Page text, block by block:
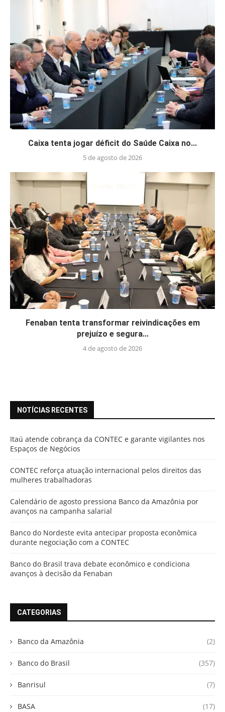
Caixa tenta jogar déficit do Saúde Caixa no...
5 de agosto de 2026
Fenaban tenta transformar reivindicações em
prejuízo e segura...
4 de agosto de 2026
NOTÍCIAS RECENTES
Itaú atende cobrança da CONTEC e garante vigilantes nos
Espaços de Negócios
CONTEC reforça atuação internacional pelos direitos das
mulheres trabalhadoras
Calendário de agosto pressiona Banco da Amazônia por
avanços na campanha salarial
Banco do Nordeste evita antecipar proposta econômica
durante negociação com a CONTEC
Banco do Brasil trava debate econômico e condiciona
avanços à decisão da Fenaban
CATEGORIAS
Banco da Amazônia (2)
Banco do Brasil (357)
Banrisul (7)
BASA (17)